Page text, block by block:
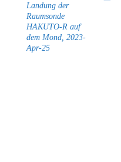
Landung der
Raumsonde
HAKUTO-R auf
dem Mond, 2023-
Apr-25